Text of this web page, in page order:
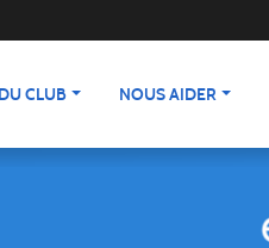
CLUB NOUS AIDER